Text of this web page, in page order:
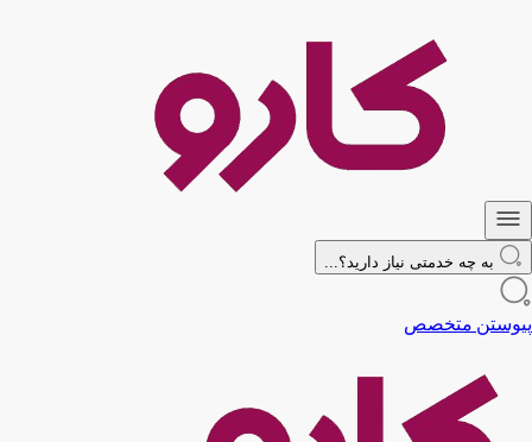
به چه خدمتی نیاز دارید؟...
پیوستن متخصص